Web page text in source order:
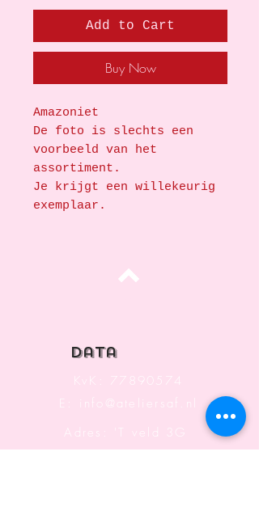
Add to Cart
Buy Now
Amazoniet
De foto is slechts een
voorbeeld van het
assortiment.
Je krijgt een willekeurig
exemplaar.
data
KvK:
77890574
info@ateliersaf.nl
Adres: 'T veld 3G